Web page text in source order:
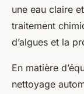
une eau claire
traitement
d’algues et la
En matière
nettoyage